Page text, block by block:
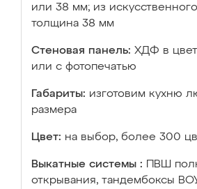
или 38 мм; из
толщина 38 мм
Стеновая панель: ХДФ в
или с фотопечатью
Габариты: изготовим кухню
размера
Цвет: на выбор, более 300
Выкатные системы :
ПВШ
открывания, тандембоксы